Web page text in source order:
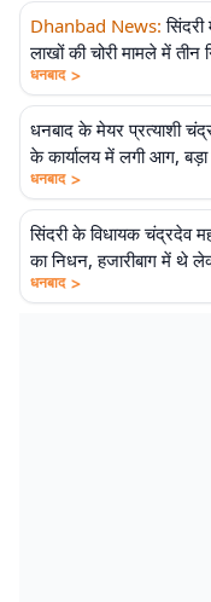
Dhanbad News:
लाखों की चोरी मामले में तीन
धनबाद >
धनबाद के मेयर प्रत्याशी
के कार्यालय में लगी आग, बड़ा
धनबाद >
सिंदरी के विधायक चंद्रदेव
का निधन, हजारीबाग में थे
धनबाद >